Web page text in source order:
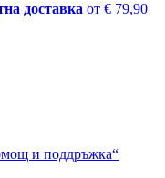
доставка от € 79,90
и поддръжка“